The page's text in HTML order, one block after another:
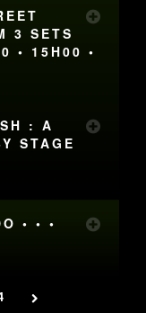
3 SETS
• 15H00 •
: A
STAGE
• • •